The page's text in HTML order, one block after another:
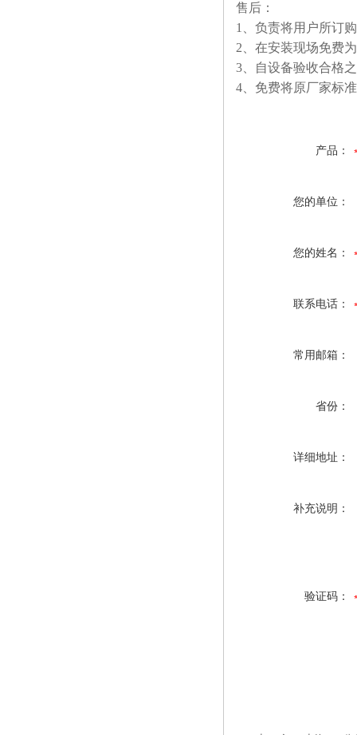
售后：
1、负责将用户所订
2、在安装现场免费
3、自设备验收合格
4、免费将原厂家标
产品：
您的单位：
您的姓名：
联系电话：
常用邮箱：
省份：
详细地址：
补充说明：
验证码：